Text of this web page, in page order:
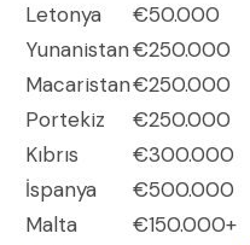
Letonya
€50.000
Yunanistan€250.000
Macaristan€250.000
Portekiz
€250.000
Kıbrıs
€300.000
İspanya
€500.000
Malta
€150.000+